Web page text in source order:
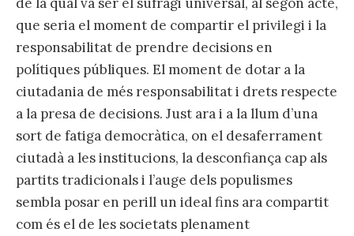
que seria el moment de compartir el privilegi i la
responsabilitat de prendre decisions en
polítiques públiques. El moment de dotar a la
ciutadania de més responsabilitat i drets respecte
a la presa de decisions. Just ara i a la llum d’una
sort de fatiga democràtica, on el desaferrament
ciutadà a les institucions, la desconfiança cap als
partits tradicionals i l’auge dels populismes
sembla posar en perill un ideal fins ara compartit
com és el de les societats plenament